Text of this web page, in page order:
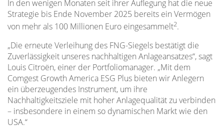
In den wenigen Monaten seit ihrer Auflegung hat die neue
Strategie bis Ende November 2025 bereits ein Vermögen
von mehr als 100 Millionen Euro eingesammelt2.
„Die erneute Verleihung des FNG-Siegels bestätigt die
Zuverlässigkeit unseres nachhaltigen Anlageansatzes“, sagt
Louis Citroën, einer der Portfoliomanager. „Mit dem
Comgest Growth America ESG Plus bieten wir Anlegern
ein überzeugendes Instrument, um ihre
Nachhaltigkeitsziele mit hoher Anlagequalität zu verbinden
– insbesondere in einem so dynamischen Markt wie den
USA.“